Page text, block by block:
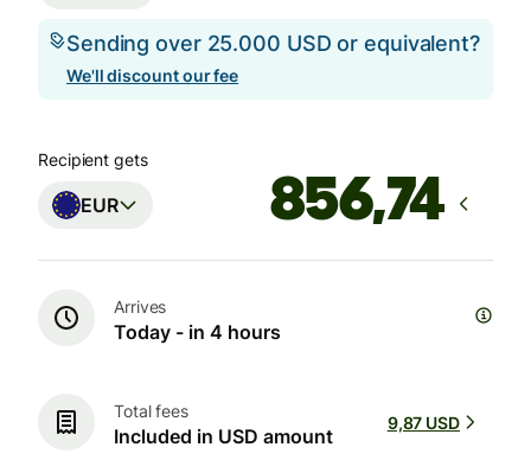
Sending over 25.000 USD or equivalent?
We'll discount our fee
Recipient gets
EUR
Arrives
Today - in 4 hours
Total fees
Included in USD amount
9,87 USD